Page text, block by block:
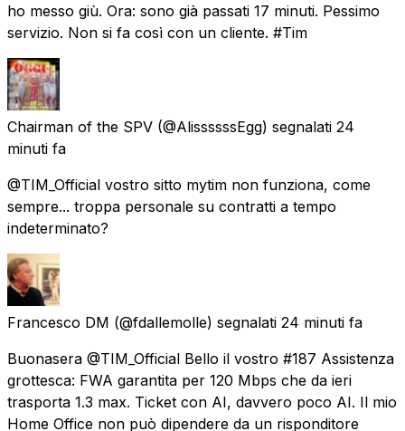
ho messo giù. Ora: sono già passati 17 minuti. Pessimo
servizio. Non si fa così con un cliente. #Tim
Chairman of the SPV (@AlissssssEgg) segnalati 24
minuti fa
@TIM_Official vostro sitto mytim non funziona, come
sempre... troppa personale su contratti a tempo
indeterminato?
Francesco DM (@fdallemolle) segnalati 24 minuti fa
Buonasera @TIM_Official Bello il vostro #187 Assistenza
grottesca: FWA garantita per 120 Mbps che da ieri
trasporta 1.3 max. Ticket con AI, davvero poco AI. Il mio
Home Office non può dipendere da un risponditore